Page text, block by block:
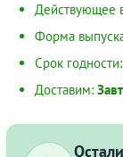
Действующее
Форма
Срок годности:
Доставим: